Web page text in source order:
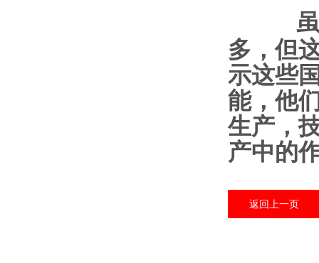
虽然
多，但
示这些
能，他
生产，
产中的
返回上一页